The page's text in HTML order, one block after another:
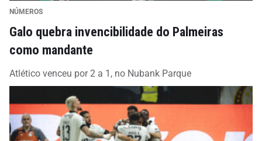
NÚMEROS
Galo quebra invencibilidade do Palmeiras
como mandante
Atlético venceu por 2 a 1, no Nubank Parque